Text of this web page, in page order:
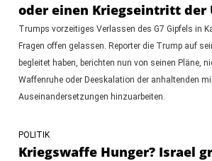
oder einen Kriegseintritt der
Trumps vorzeitiges Verlassen des G7 Gipfels in
Fragen offen gelassen. Reporter die Trump auf
begleitet haben, berichten nun von seinen Pläne,
Waffenruhe oder Deeskalation der anhaltenden
Auseinandersetzungen hinzuarbeiten.
POLITIK
Kriegswaffe Hunger? Israel